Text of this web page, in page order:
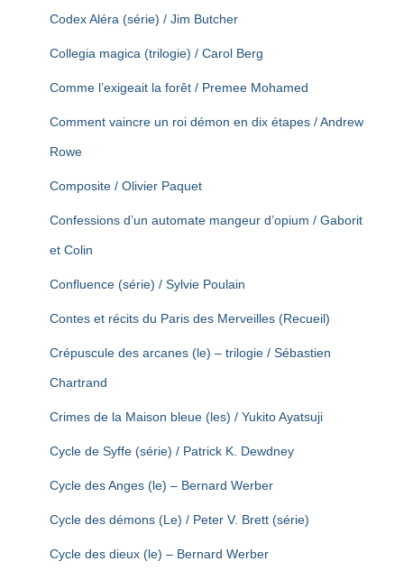
Codex Aléra (série) / Jim Butcher
Collegia magica (trilogie) / Carol Berg
Comme l’exigeait la forêt / Premee Mohamed
Comment vaincre un roi démon en dix étapes / Andrew
Rowe
Composite / Olivier Paquet
Confessions d’un automate mangeur d’opium / Gaborit
et Colin
Confluence (série) / Sylvie Poulain
Contes et récits du Paris des Merveilles (Recueil)
Crépuscule des arcanes (le) – trilogie / Sébastien
Chartrand
Crimes de la Maison bleue (les) / Yukito Ayatsuji
Cycle de Syffe (série) / Patrick K. Dewdney
Cycle des Anges (le) – Bernard Werber
Cycle des démons (Le) / Peter V. Brett (série)
Cycle des dieux (le) – Bernard Werber